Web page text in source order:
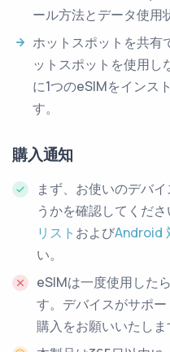
ール方法とデータ使用
ホットスポットを共有
ットスポットを使用し
に1つのeSIMをインス
す。
購入通知
まず、お使いのデバ
うかを確認してくださ
リスト およびAndroid
い。
eSIMは一度使用した
す。デバイスがサポ
購入をお願いいたしま